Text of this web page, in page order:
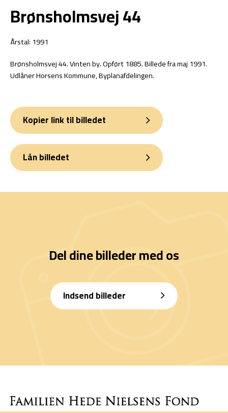
Brønsholmsvej 44
Årstal: 1991
Brønsholmsvej 44. Vinten by. Opført 1885. Billede fra maj 1991.
Udlåner Horsens Kommune, Byplanafdelingen.
Kopier link til billedet
Lån billedet
Del dine billeder med os
Indsend billeder